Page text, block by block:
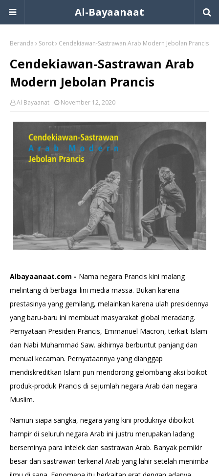
Al-Bayaanaat
Beranda Sorot Cendekiawan-Sastrawan Arab Modern Jebolan Prancis
Cendekiawan-Sastrawan Arab
Modern Jebolan Prancis
Al Bayaanat November 12, 2020
Albayaanaat.com - Nama negara Prancis kini malang
melintang di berbagai lini media massa. Bukan karena
prestasinya yang gemilang, melainkan karena ulah presidennya
yang baru-baru ini membuat masyarakat global meradang.
Pernyataan Presiden Prancis, Emmanuel Macron, terkait Islam
dan Nabi Muhammad Saw. akhirnya berbuntut panjang dan
menuai kecaman. Pernyataannya yang dianggap
mendiskreditkan Islam pun mendorong gelombang aksi boikot
produk-produk Prancis di sejumlah negara Arab dan negara
Muslim.
Namun siapa sangka, negara yang kini produknya diboikot
hampir di seluruh negara Arab ini justru merupakan ladang
berseminya para intelek dan sastrawan Arab. Banyak pemikir
besar dan sastrawan terkenal Arab yang lahir setelah menimba